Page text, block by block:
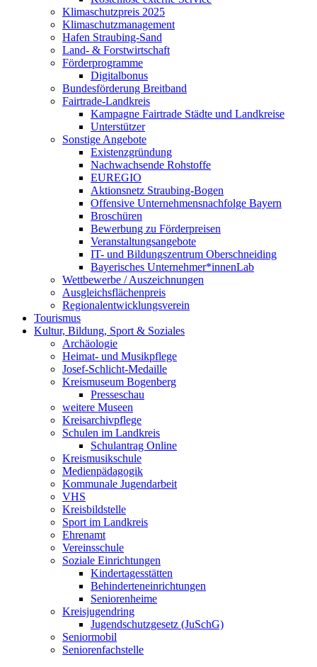
Klimaschutzpreis 2025
Klimaschutzmanagement
Hafen Straubing-Sand
Land- & Forstwirtschaft
Förderprogramme
Digitalbonus
Bundesförderung Breitband
Fairtrade-Landkreis
Kampagne Fairtrade Städte und Landkreise
Unterstützer
Sonstige Angebote
Existenzgründung
Nachwachsende Rohstoffe
EUREGIO
Aktionsnetz Straubing-Bogen
Offensive Unternehmensnachfolge Bayern
Broschüren
Bewerbung zu Förderpreisen
Veranstaltungsangebote
IT- und Bildungszentrum Oberschneiding
Bayerisches Unternehmer*innenLab
Wettbewerbe / Auszeichnungen
Ausgleichsflächenpreis
Regionalentwicklungsverein
Tourismus
Kultur, Bildung, Sport & Soziales
Archäologie
Heimat- und Musikpflege
Josef-Schlicht-Medaille
Kreismuseum Bogenberg
Presseschau
weitere Museen
Kreisarchivpflege
Schulen im Landkreis
Schulantrag Online
Kreismusikschule
Medienpädagogik
Kommunale Jugendarbeit
VHS
Kreisbildstelle
Sport im Landkreis
Ehrenamt
Vereinsschule
Soziale Einrichtungen
Kindertagesstätten
Behinderteneinrichtungen
Seniorenheime
Kreisjugendring
Jugendschutzgesetz (JuSchG)
Seniormobil
Seniorenfachstelle